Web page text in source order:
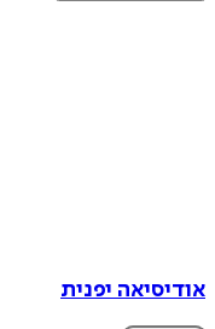
אודיסיאה יפנית